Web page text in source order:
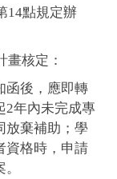
14點規定辦
畫核定：
函後，應即轉
2年內未完成專
放棄補助；學
資格時，申請